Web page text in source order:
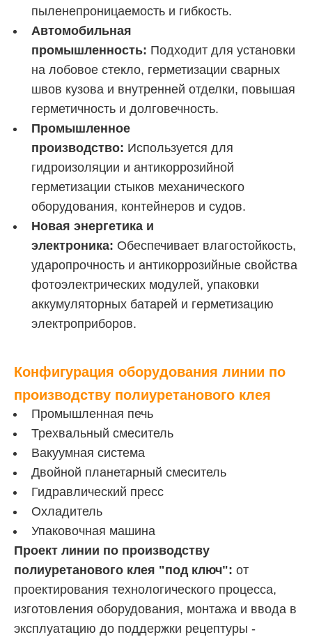
пыленепроницаемость и гибкость.
Автомобильная
промышленность: Подходит для установки
на лобовое стекло, герметизации сварных
швов кузова и внутренней отделки, повышая
герметичность и долговечность.
Промышленное
производство: Используется для
гидроизоляции и антикоррозийной
герметизации стыков механического
оборудования, контейнеров и судов.
Новая энергетика и
электроника: Обеспечивает влагостойкость,
ударопрочность и антикоррозийные свойства
фотоэлектрических модулей, упаковки
аккумуляторных батарей и герметизацию
электроприборов.
Конфигурация оборудования линии по
производству полиуретанового клея
Промышленная печь
Трехвальный смеситель
Вакуумная система
Двойной планетарный смеситель
Гидравлический пресс
Охладитель
Упаковочная машина
Проект линии по производству
полиуретанового клея "под ключ": от
проектирования технологического процесса,
изготовления оборудования, монтажа и ввода в
эксплуатацию до поддержки рецептуры -